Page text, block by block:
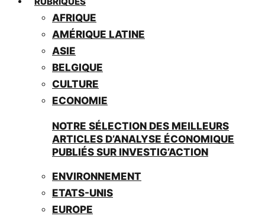
AFRIQUE
AMÉRIQUE LATINE
ASIE
BELGIQUE
CULTURE
ECONOMIE
NOTRE SÉLECTION DES MEILLEURS
ARTICLES D’ANALYSE ÉCONOMIQUE
PUBLIÉS SUR INVESTIG’ACTION
ENVIRONNEMENT
ETATS-UNIS
EUROPE